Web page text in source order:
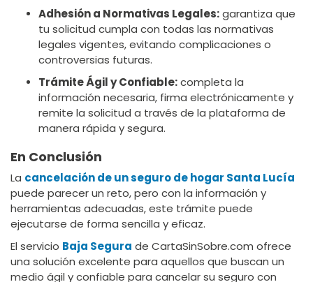
Adhesión a Normativas Legales:garantiza que
tu solicitud cumpla con todas las normativas
legales vigentes, evitando complicaciones o
controversias futuras.
Trámite Ágil y Confiable:completa la
información necesaria, firma electrónicamente y
remite la solicitud a través de la plataforma de
manera rápida y segura.
En Conclusión
La cancelación de un seguro de hogar Santa Lucía
puede parecer un reto, pero con la información y
herramientas adecuadas, este trámite puede
ejecutarse de forma sencilla y eficaz.
El servicio Baja Segura de CartaSinSobre.com ofrece
una solución excelente para aquellos que buscan un
medio ágil y confiable para cancelar su seguro con